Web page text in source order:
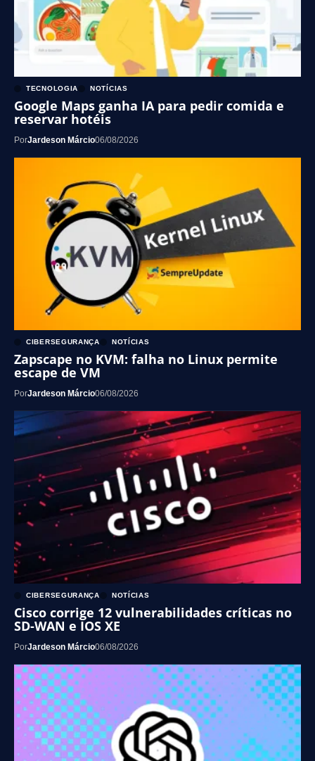
TECNOLOGIA NOTÍCIAS
Google Maps ganha IA para pedir comida e
reservar hotéis
PorJardeson Márcio06/08/2026
CIBERSEGURANÇA NOTÍCIAS
Zapscape no KVM: falha no Linux permite
escape de VM
PorJardeson Márcio06/08/2026
CIBERSEGURANÇA NOTÍCIAS
Cisco corrige 12 vulnerabilidades críticas no
SD-WAN e IOS XE
PorJardeson Márcio06/08/2026